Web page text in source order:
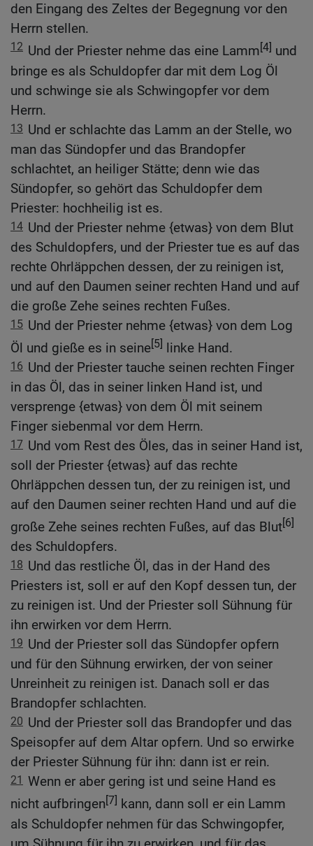
den Eingang des Zeltes der Begegnung vor den
Herrn stellen.
12 Und der Priester nehme das eine Lamm[4] und
bringe es als Schuldopfer dar mit dem Log Öl
und schwinge sie als Schwingopfer vor dem
Herrn.
13 Und er schlachte das Lamm an der Stelle, wo
man das Sündopfer und das Brandopfer
schlachtet, an heiliger Stätte; denn wie das
Sündopfer, so gehört das Schuldopfer dem
Priester: hochheilig ist es.
14 Und der Priester nehme {etwas} von dem Blut
des Schuldopfers, und der Priester tue es auf das
rechte Ohrläppchen dessen, der zu reinigen ist,
und auf den Daumen seiner rechten Hand und auf
die große Zehe seines rechten Fußes.
15 Und der Priester nehme {etwas} von dem Log
Öl und gieße es in seine[5] linke Hand.
16 Und der Priester tauche seinen rechten Finger
in das Öl, das in seiner linken Hand ist, und
versprenge {etwas} von dem Öl mit seinem
Finger siebenmal vor dem Herrn.
17 Und vom Rest des Öles, das in seiner Hand ist,
soll der Priester {etwas} auf das rechte
Ohrläppchen dessen tun, der zu reinigen ist, und
auf den Daumen seiner rechten Hand und auf die
große Zehe seines rechten Fußes, auf das Blut[6]
des Schuldopfers.
18 Und das restliche Öl, das in der Hand des
Priesters ist, soll er auf den Kopf dessen tun, der
zu reinigen ist. Und der Priester soll Sühnung für
ihn erwirken vor dem Herrn.
19 Und der Priester soll das Sündopfer opfern
und für den Sühnung erwirken, der von seiner
Unreinheit zu reinigen ist. Danach soll er das
Brandopfer schlachten.
20 Und der Priester soll das Brandopfer und das
Speisopfer auf dem Altar opfern. Und so erwirke
der Priester Sühnung für ihn: dann ist er rein.
21 Wenn er aber gering ist und seine Hand es
nicht aufbringen[7] kann, dann soll er ein Lamm
als Schuldopfer nehmen für das Schwingopfer,